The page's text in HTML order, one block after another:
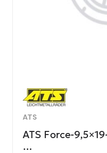
ATS
ATS Force-
…